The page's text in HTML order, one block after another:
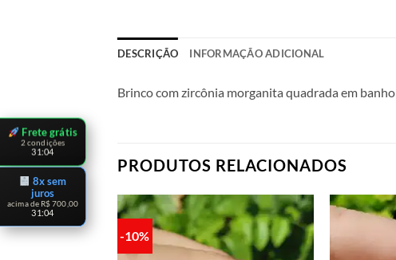
DESCRIÇÃO INFORMAÇÃO ADICIONAL
Brinco com zircônia morganita quadrada em
PRODUTOS RELACIONADOS
-10%
Frete grátis
2 condições
31:03
8x sem
juros
acima de R$ 700,00
31:03